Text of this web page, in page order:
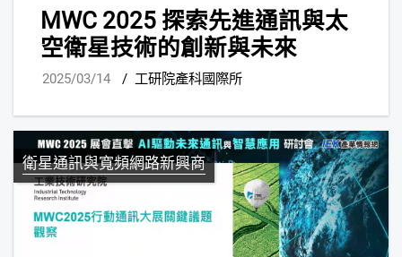
MWC 2025 探索先進通訊與太
空衛星技術的創新與未來
2025/03/14 / 工研院產科國際所
衛星通訊與寬頻網路新興商